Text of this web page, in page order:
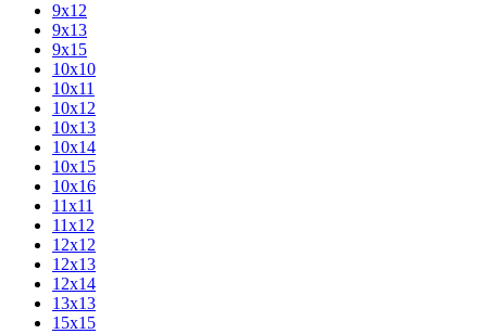
9х12
9х13
9х15
10х10
10х11
10х12
10х13
10х14
10х15
10х16
11х11
11х12
12х12
12х13
12х14
13х13
15х15